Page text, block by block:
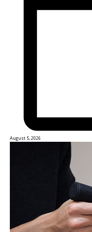
August 5, 2026